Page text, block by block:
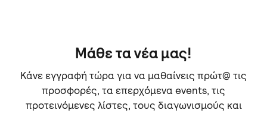
Μάθε τα νέα μας!
Κάνε εγγραφή τώρα για να μαθαίνεις πρώτ@ τις
προσφορές, τα επερχόμενα events, τις
προτεινόμενες λίστες, τους διαγωνισμούς και